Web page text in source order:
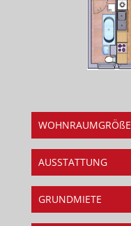
WOHNRAUMGRÖßE
AUSSTATTUNG
GRUNDMIETE